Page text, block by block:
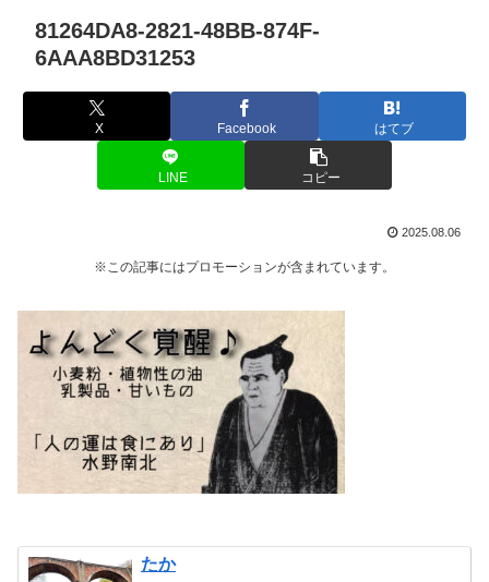
81264DA8-2821-48BB-874F-
6AAA8BD31253
X Facebook はてブ
LINE コピー
2025.08.06
※この記事にはプロモーションが含まれています。
たか